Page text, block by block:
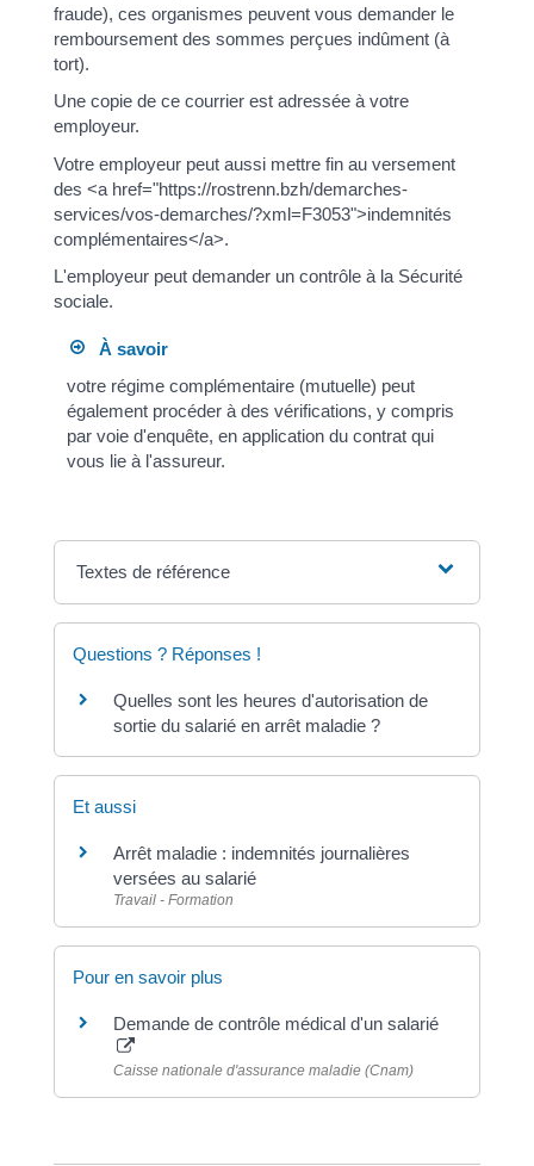
fraude), ces organismes peuvent vous demander le
remboursement des sommes perçues indûment (à
tort).
Une copie de ce courrier est adressée à votre
employeur.
Votre employeur peut aussi mettre fin au versement
des <a href="https://rostrenn.bzh/demarches-
services/vos-demarches/?xml=F3053">indemnités
complémentaires</a>.
L'employeur peut demander un contrôle à la Sécurité
sociale.
À savoir
votre régime complémentaire (mutuelle) peut
également procéder à des vérifications, y compris
par voie d'enquête, en application du contrat qui
vous lie à l'assureur.
Textes de référence
Questions ? Réponses !
Quelles sont les heures d'autorisation de
sortie du salarié en arrêt maladie ?
Et aussi
Arrêt maladie : indemnités journalières
versées au salarié
Travail - Formation
Pour en savoir plus
Demande de contrôle médical d'un salarié
Caisse nationale d'assurance maladie (Cnam)